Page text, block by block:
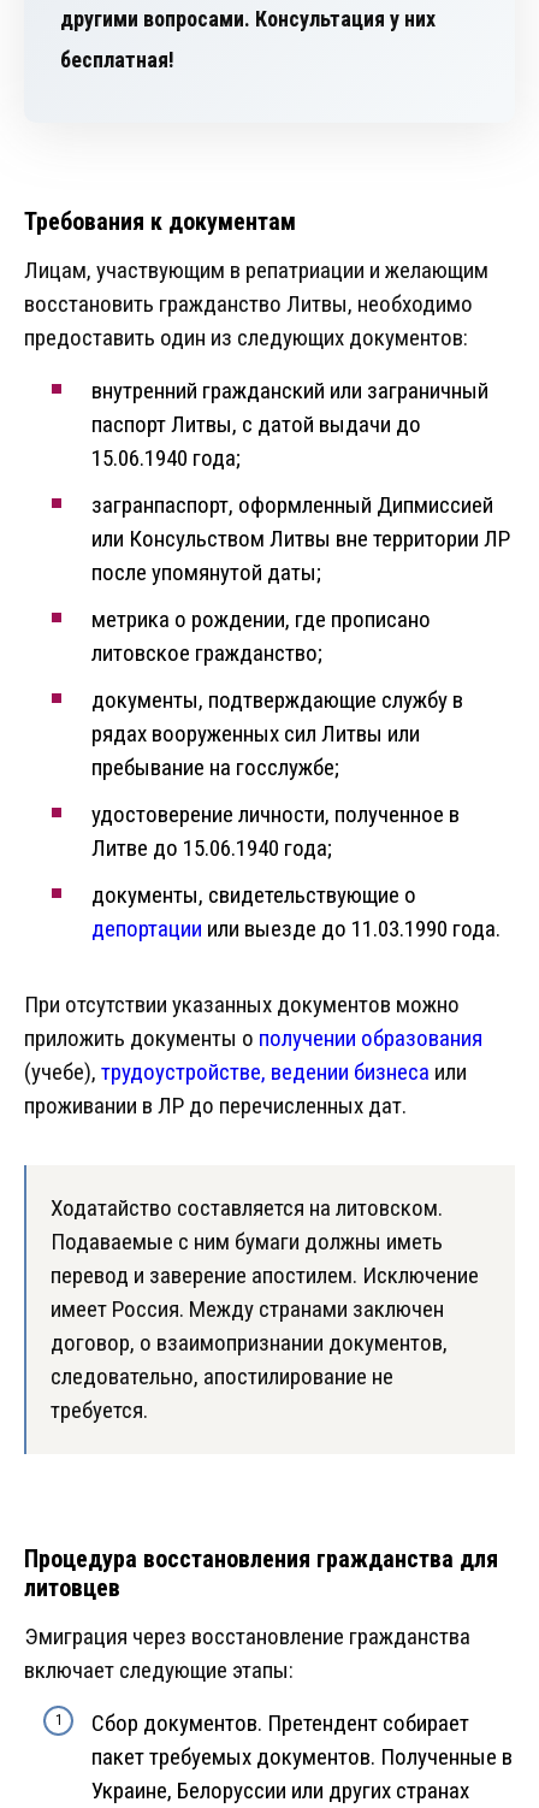
другими вопросами. Консультация у них
бесплатная!
Требования к документам
Лицам, участвующим в репатриации и желающим
восстановить гражданство Литвы, необходимо
предоставить один из следующих документов:
внутренний гражданский или заграничный
паспорт Литвы, с датой выдачи до
15.06.1940 года;
загранпаспорт, оформленный Дипмиссией
или Консульством Литвы вне территории ЛР
после упомянутой даты;
метрика о рождении, где прописано
литовское гражданство;
документы, подтверждающие службу в
рядах вооруженных сил Литвы или
пребывание на госслужбе;
удостоверение личности, полученное в
Литве до 15.06.1940 года;
документы, свидетельствующие о
депортации или выезде до 11.03.1990 года.
При отсутствии указанных документов можно
приложить документы о получении образования
(учебе), трудоустройстве, ведении бизнеса или
проживании в ЛР до перечисленных дат.
Ходатайство составляется на литовском.
Подаваемые с ним бумаги должны иметь
перевод и заверение апостилем. Исключение
имеет Россия. Между странами заключен
договор, о взаимопризнании документов,
следовательно, апостилирование не
требуется.
Процедура восстановления гражданства для
литовцев
Эмиграция через восстановление гражданства
включает следующие этапы:
Сбор документов. Претендент собирает
пакет требуемых документов. Полученные в
Украине, Белоруссии или других странах